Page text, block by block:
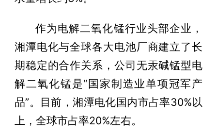
作为电解二氧化锰行业头部企业，
湘潭电化与全球各大电池厂商建立了长
期稳定的合作关系，公司无汞碱锰型电
解二氧化锰是“国家制造业单项冠军产
品”。目前，湘潭电化国内市占率30%以
上，全球市占率20%左右。